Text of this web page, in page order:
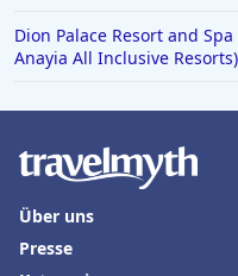
Dion Palace Resort and
Anayia All Inclusive Resorts)
Über uns
Presse